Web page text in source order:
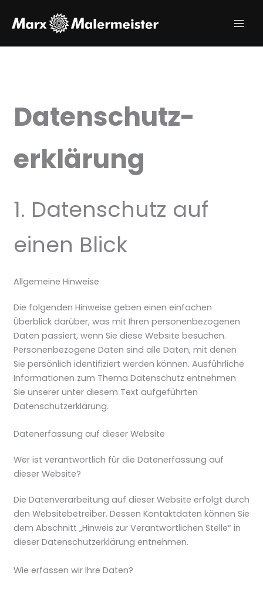
Inhalt
Datenschutz­
erklärung
1. Datenschutz auf
einen Blick
Allgemeine Hinweise
Die folgenden Hinweise geben einen einfachen
Überblick darüber, was mit Ihren personenbezogenen
Daten passiert, wenn Sie diese Website besuchen.
Personenbezogene Daten sind alle Daten, mit denen
Sie persönlich identifiziert werden können. Ausführliche
Informationen zum Thema Datenschutz entnehmen
Sie unserer unter diesem Text aufgeführten
Datenschutzerklärung.
Datenerfassung auf dieser Website
Wer ist verantwortlich für die Datenerfassung auf
dieser Website?
Die Datenverarbeitung auf dieser Website erfolgt durch
den Websitebetreiber. Dessen Kontaktdaten können Sie
dem Abschnitt „Hinweis zur Verantwortlichen Stelle“ in
dieser Datenschutzerklärung entnehmen.
Wie erfassen wir Ihre Daten?